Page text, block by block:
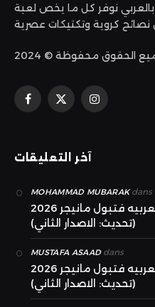
نوفر كل ما يخص لعبة
فيسبوك
X
الانستغرام
آخر التعليقات
MOHAMMAD MUBARAKdans
الان حصريا: برنامج اللغه العربيه فتبول مانيجر 2026
(تحديث: الاصدار الثاني)
MUSTAFA ASAADdans
الان حصريا: برنامج اللغه العربيه فتبول مانيجر 2026
(تحديث: الاصدار الثاني)